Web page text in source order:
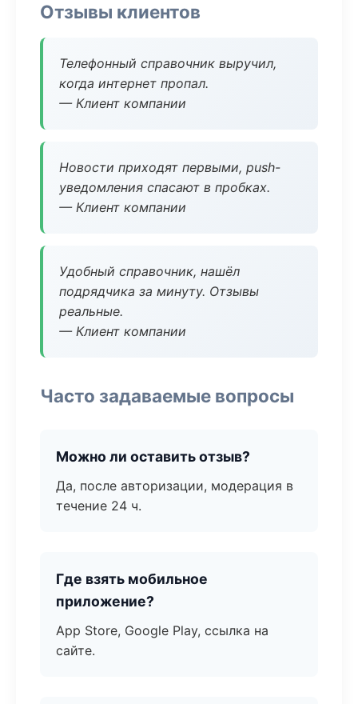
Отзывы клиентов
Телефонный справочник выручил,
когда интернет пропал.
— Клиент компании
Новости приходят первыми, push-
уведомления спасают в пробках.
— Клиент компании
Удобный справочник, нашёл
подрядчика за минуту. Отзывы
реальные.
— Клиент компании
Часто задаваемые вопросы
Можно ли оставить отзыв?
Да, после авторизации, модерация в
течение 24 ч.
Где взять мобильное
приложение?
App Store, Google Play, ссылка на
сайте.